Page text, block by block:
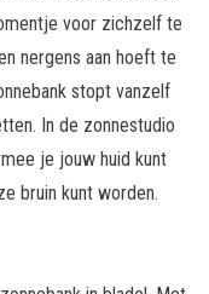
voor zichzelf te
nergens aan hoeft te
stopt vanzelf
In de zonnestudio
je jouw huid kunt
bruin kunt worden.